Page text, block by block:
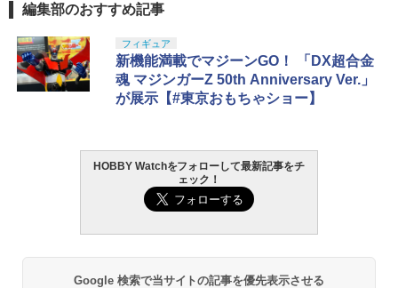
1
タカラトミー(TAKARA TOMY) T-SPAR
K トランスフォーマー ニューレジェンズ
NL-07 サウンドウェーブ 可動フィギュア
￥4,440
TAMASHII NATIONS S.H.フィギュアー
ツ ONE PIECE シャンクス -マリンフォ
ード頂上決戦- 約165mm PVC&ABS&布
製 塗装済み可動フィギュア
1
BANDAI SPIRITS(バンダイ スピリッツ)
30MS SIS-J00 メルンジャ[カラーA] 色
分け済みプラモデル
￥4,200
HG 機動戦士ガンダム00 グラハム専用ユ
ニオンフラッグカスタム 1/144スケール
色分け済みプラモデル
￥1,800
1
東京マルイ(TOKYO MARUI) No.25 コル
ト ガバメント HG 18歳以上エアーHOP
ハンドガン
￥3,384
東京マルイ (TOKYO MARUI) ガスブロー
バックマシンガン No.14 20式 5.56mm
小銃 18歳以上 ガスブローバック
￥196,000
1
LOCTITE(ロックタイト) シールはがし
プレミアム 220ml
￥962
GSIクレオス Mr.トップコート 水性プレ
ミアムトップコートスプレー 光沢 88ml
ホビー用仕上材 B601
￥748
編集部のおすすめ記事
フィギュア
新機能満載でマジーンGO！ 「DX超合金
魂 マジンガーZ 50th Anniversary Ver.」
が展示【#東京おもちゃショー】
HOBBY Watchをフォローして最新記事をチ
ェック！
Google 検索で当サイトの記事を優先表示させる